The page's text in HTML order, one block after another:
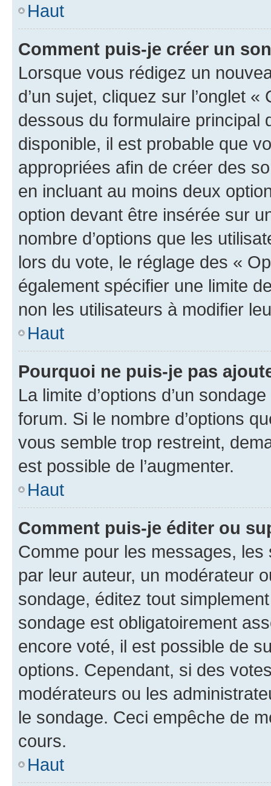
Haut
Comment puis-je créer un
Lorsque vous rédigez un
d’un sujet, cliquez sur l’onglet
dessous du formulaire principal
disponible, il est probable que
appropriées afin de créer des
en incluant au moins deux
option devant être insérée sur
nombre d’options que les
lors du vote, le réglage des «
également spécifier une limite
non les utilisateurs à modifier
Haut
Pourquoi ne puis-je pas
La limite d’options d’un
forum. Si le nombre d’options
vous semble trop restreint,
est possible de l’augmenter.
Haut
Comment puis-je éditer ou
Comme pour les messages,
par leur auteur, un modérateur
sondage, éditez tout
sondage est obligatoirement
encore voté, il est possible de
options. Cependant, si des
modérateurs ou les
le sondage. Ceci empêche de
cours.
Haut